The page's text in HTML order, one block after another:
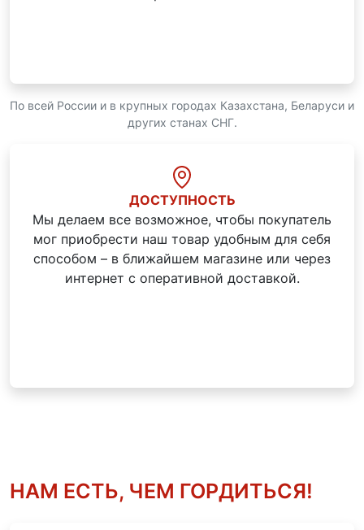
По всей России и в крупных городах Казахстана, Беларуси и
других станах СНГ.
ДОСТУПНОСТЬ
Мы делаем все возможное, чтобы покупатель
мог приобрести наш товар удобным для себя
способом – в ближайшем магазине или через
интернет с оперативной доставкой.
НАМ ЕСТЬ, ЧЕМ ГОРДИТЬСЯ!